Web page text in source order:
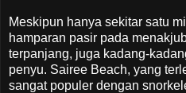
Meskipun hanya sekitar satu
hamparan pasir pada
terpanjang, juga kadang-
penyu. Sairee Beach, yang
sangat populer dengan